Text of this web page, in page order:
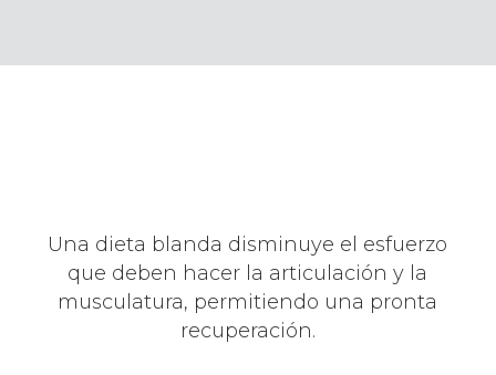
Una dieta blanda disminuye el esfuerzo
que deben hacer la articulación y la
musculatura, permitiendo una pronta
recuperación.